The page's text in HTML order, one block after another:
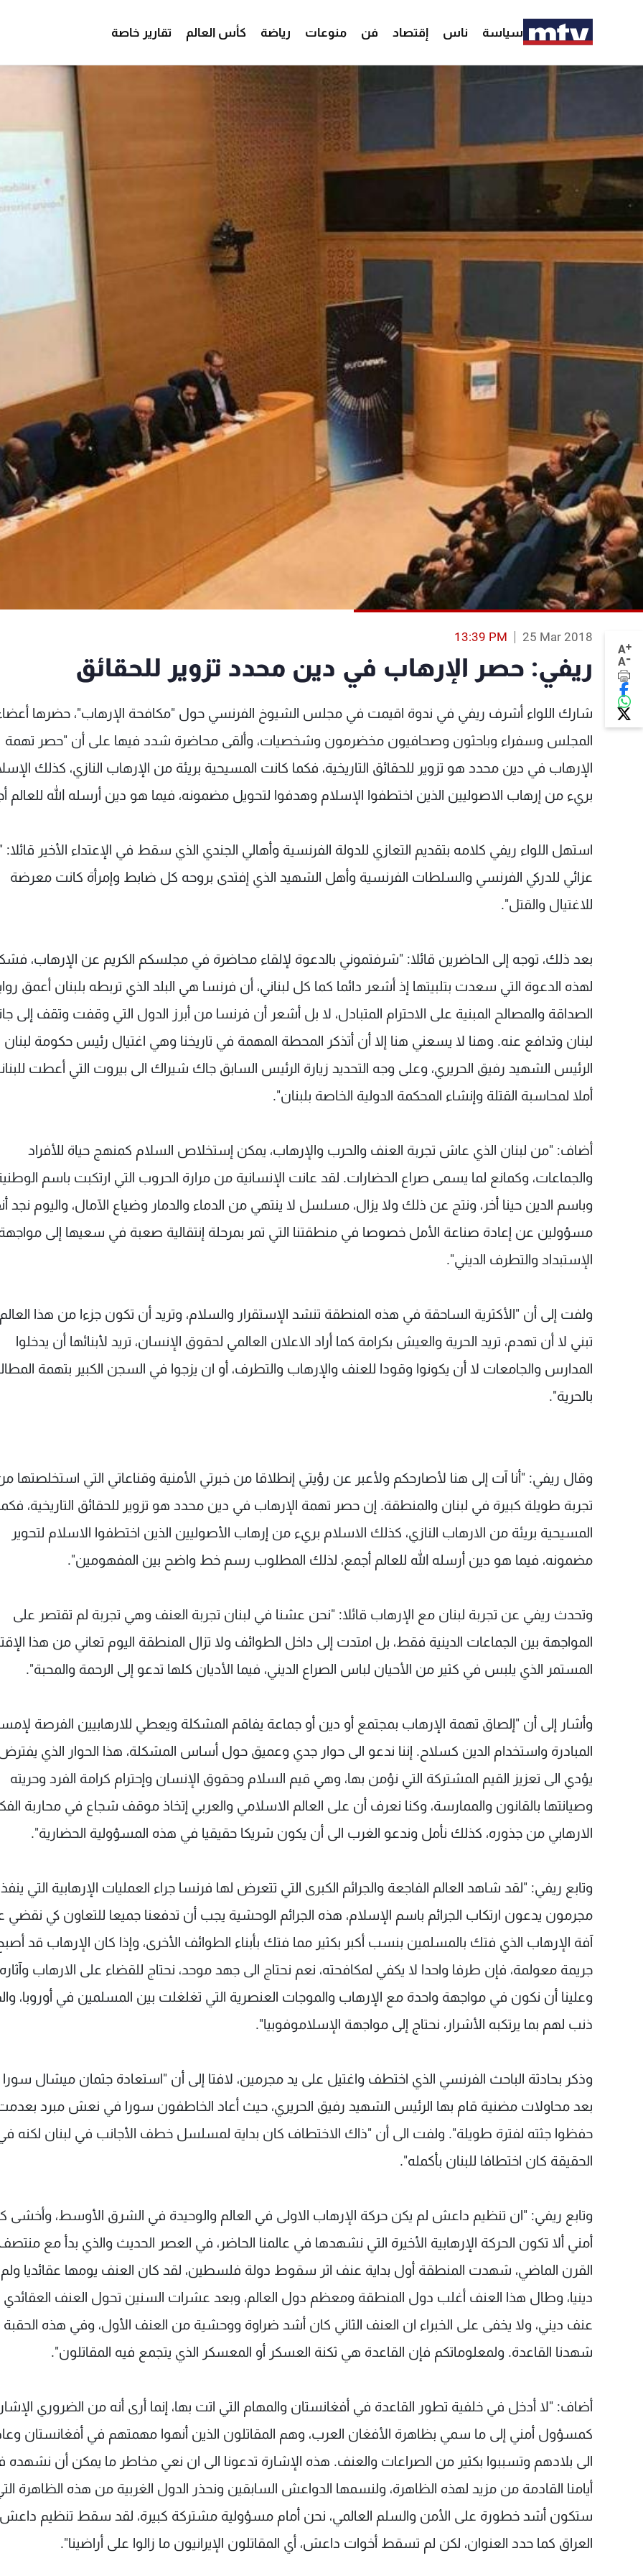
سياسة ناس إقتصاد فن منوعات رياضة كأس العالم تقارير خاصة
A+
A-
25 Mar 2018
13:39 PM
ريفي: حصر الإرهاب في دين محدد تزوير للحقائق
شارك اللواء أشرف ريفي في ندوة اقيمت في مجلس الشيوخ الفرنسي حول "مكافحة الإرهاب"، حضرها
المجلس وسفراء وباحثون وصحافيون مخضرمون وشخصيات، وألقى محاضرة شدد فيها على أن "حصر تهمة
الإرهاب في دين محدد هو تزوير للحقائق التاريخية، فكما كانت المسيحية بريئة من الإرهاب النازي، كذلك
بريء من إرهاب الاصوليين الذين اختطفوا الإسلام وهدفوا لتحويل مضمونه، فيما هو دين أرسله الله للعالم
استهل اللواء ريفي كلامه بتقديم التعازي للدولة الفرنسية وأهالي الجندي الذي سقط في الإعتداء الأخير قائلا:
عزائي للدركي الفرنسي والسلطات الفرنسية وأهل الشهيد الذي إفتدى بروحه كل ضابط وإمرأة كانت معرضة
للاغتيال والقتل".
بعد ذلك، توجه إلى الحاضرين قائلا: "شرفتموني بالدعوة لإلقاء محاضرة في مجلسكم الكريم عن الإرهاب،
لهذه الدعوة التي سعدت بتلبيتها إذ أشعر دائما كما كل لبناني، أن فرنسا هي البلد الذي تربطه بلبنان أعمق
الصداقة والمصالح المبنية على الاحترام المتبادل، لا بل أشعر أن فرنسا من أبرز الدول التي وقفت وتقف إلى
لبنان وتدافع عنه. وهنا لا يسعني هنا إلا أن أتذكر المحطة المهمة في تاريخنا وهي اغتيال رئيس حكومة لبنان
الرئيس الشهيد رفيق الحريري، وعلى وجه التحديد زيارة الرئيس السابق جاك شيراك الى بيروت التي أعطت
أملا لمحاسبة القتلة وإنشاء المحكمة الدولية الخاصة بلبنان".
أضاف: "من لبنان الذي عاش تجربة العنف والحرب والإرهاب، يمكن إستخلاص السلام كمنهج حياة للأفراد
والجماعات، وكمانع لما يسمى صراع الحضارات. لقد عانت الإنسانية من مرارة الحروب التي ارتكبت باسم الوطنية
وباسم الدين حينا أخر، ونتج عن ذلك ولا يزال، مسلسل لا ينتهي من الدماء والدمار وضياع الآمال، واليوم نجد
مسؤولين عن إعادة صناعة الأمل خصوصا في منطقتنا التي تمر بمرحلة إنتقالية صعبة في سعيها إلى
الإستبداد والتطرف الديني".
ولفت إلى أن "الأكثرية الساحقة في هذه المنطقة تنشد الإستقرار والسلام، وتريد أن تكون جزءا من هذا
تبني لا أن تهدم، تريد الحرية والعيش بكرامة كما أراد الاعلان العالمي لحقوق الإنسان، تريد لأبنائها أن يدخلوا
المدارس والجامعات لا أن يكونوا وقودا للعنف والإرهاب والتطرف، أو ان يزجوا في السجن الكبير بتهمة
بالحرية".
وقال ريفي: "أنا آت إلى هنا لأصارحكم ولأعبر عن رؤيتي إنطلاقا من خبرتي الأمنية وقناعاتي التي استخلصتها
تجربة طويلة كبيرة في لبنان والمنطقة. إن حصر تهمة الإرهاب في دين محدد هو تزوير للحقائق التاريخية،
المسيحية بريئة من الارهاب النازي، كذلك الاسلام بريء من إرهاب الأصوليين الذين اختطفوا الاسلام لتحوير
مضمونه، فيما هو دين أرسله الله للعالم أجمع، لذلك المطلوب رسم خط واضح بين المفهومين".
وتحدث ريفي عن تجربة لبنان مع الإرهاب قائلا: "نحن عشنا في لبنان تجربة العنف وهي تجربة لم تقتصر على
المواجهة بين الجماعات الدينية فقط، بل امتدت إلى داخل الطوائف ولا تزال المنطقة اليوم تعاني من هذا
المستمر الذي يلبس في كثير من الأحيان لباس الصراع الديني، فيما الأديان كلها تدعو إلى الرحمة والمحبة".
وأشار إلى أن "إلصاق تهمة الإرهاب بمجتمع أو دين أو جماعة يفاقم المشكلة ويعطي للارهابيين الفرصة
المبادرة واستخدام الدين كسلاح. إننا ندعو الى حوار جدي وعميق حول أساس المشكلة، هذا الحوار الذي
يؤدي الى تعزيز القيم المشتركة التي نؤمن بها، وهي قيم السلام وحقوق الإنسان وإحترام كرامة الفرد وحريته
وصيانتها بالقانون والممارسة، وكنا نعرف أن على العالم الاسلامي والعربي إتخاذ موقف شجاع في محاربة
الارهابي من جذوره، كذلك نأمل وندعو الغرب الى أن يكون شريكا حقيقيا في هذه المسؤولية الحضارية".
وتابع ريفي: "لقد شاهد العالم الفاجعة والجرائم الكبرى التي تتعرض لها فرنسا جراء العمليات الإرهابية التي
مجرمون يدعون ارتكاب الجرائم باسم الإسلام، هذه الجرائم الوحشية يجب أن تدفعنا جميعا للتعاون كي نقضي
آفة الإرهاب الذي فتك بالمسلمين بنسب أكبر بكثير مما فتك بأبناء الطوائف الأخرى، وإذا كان الإرهاب قد
جريمة معولمة، فإن طرفا واحدا لا يكفي لمكافحته، نعم نحتاج الى جهد موحد، نحتاج للقضاء على الارهاب
وعلينا أن نكون في مواجهة واحدة مع الإرهاب والموجات العنصرية التي تغلغلت بين المسلمين في أوروبا،
ذنب لهم بما يرتكبه الأشرار، نحتاج إلى مواجهة الإسلاموفوبيا".
وذكر بحادثة الباحث الفرنسي الذي اختطف واغتيل على يد مجرمين، لافتا إلى أن "استعادة جثمان ميشال
بعد محاولات مضنية قام بها الرئيس الشهيد رفيق الحريري، حيث أعاد الخاطفون سورا في نعش مبرد
حفظوا جثته لفترة طويلة". ولفت الى أن "ذاك الاختطاف كان بداية لمسلسل خطف الأجانب في لبنان لكنه
الحقيقة كان اختطافا للبنان بأكمله".
وتابع ريفي: "ان تنظيم داعش لم يكن حركة الإرهاب الاولى في العالم والوحيدة في الشرق الأوسط، وأخشى
أمني ألا تكون الحركة الإرهابية الأخيرة التي نشهدها في عالمنا الحاضر، في العصر الحديث والذي بدأ مع
القرن الماضي، شهدت المنطقة أول بداية عنف اثر سقوط دولة فلسطين، لقد كان العنف يومها عقائديا
دينيا، وطال هذا العنف أغلب دول المنطقة ومعظم دول العالم، وبعد عشرات السنين تحول العنف العقائدي
عنف ديني، ولا يخفى على الخبراء ان العنف الثاني كان أشد ضراوة ووحشية من العنف الأول، وفي هذه الحقبة
شهدنا القاعدة. ولمعلوماتكم فإن القاعدة هي ثكنة العسكر أو المعسكر الذي يتجمع فيه المقاتلون".
أضاف: "لا أدخل في خلفية تطور القاعدة في أفغانستان والمهام التي اتت بها، إنما أرى أنه من الضروري
كمسؤول أمني إلى ما سمي بظاهرة الأفغان العرب، وهم المقاتلون الذين أنهوا مهمتهم في أفغانستان
الى بلادهم وتسببوا بكثير من الصراعات والعنف. هذه الإشارة تدعونا الى ان نعي مخاطر ما يمكن أن نشهده
أيامنا القادمة من مزيد لهذه الظاهرة، ولنسمها الدواعش السابقين ونحذر الدول الغربية من هذه الظاهرة
ستكون أشد خطورة على الأمن والسلم العالمي، نحن أمام مسؤولية مشتركة كبيرة، لقد سقط تنظيم
العراق كما حدد العنوان، لكن لم تسقط أخوات داعش، أي المقاتلون الإيرانيون ما زالوا على أراضينا".